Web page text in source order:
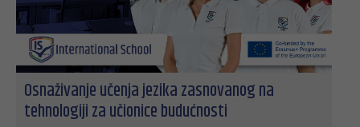
Osnaživanje učenja jezika zasnovanog na
tehnologiji za učionice budućnosti